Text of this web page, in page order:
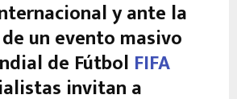
y ante la
un evento masivo
de Fútbol FIFA
invitan a